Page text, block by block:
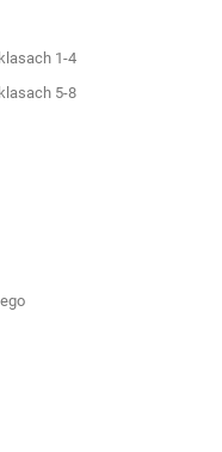
1-4
5-8